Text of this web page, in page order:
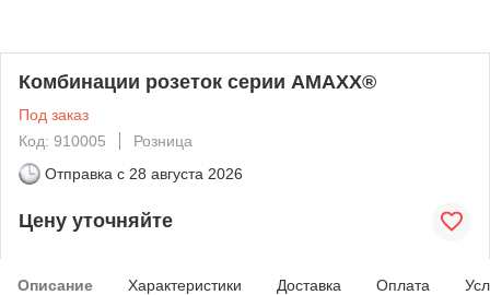
Комбинации розеток серии AMAXX®
Под заказ
Код: 910005
Розница
Отправка с 28 августа 2026
Цену уточняйте
Описание Характеристики Доставка Оплата